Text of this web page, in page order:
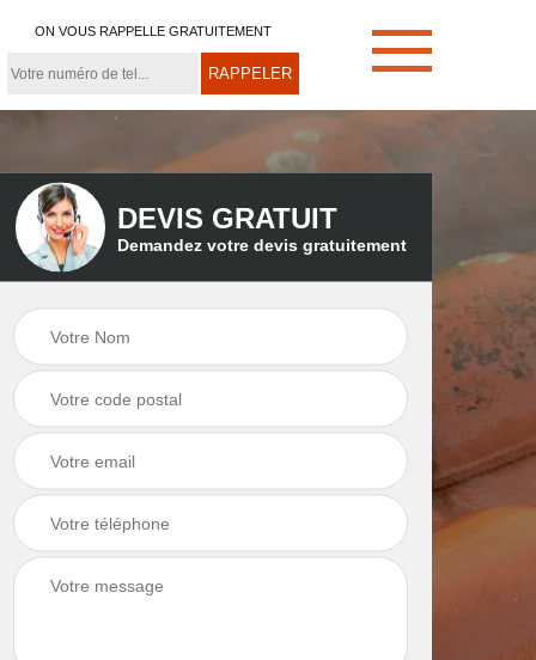
ON VOUS RAPPELLE GRATUITEMENT
Démoussage de
toiture 21
Couvreur zingueur
DEVIS GRATUIT
Demandez votre devis gratuitement